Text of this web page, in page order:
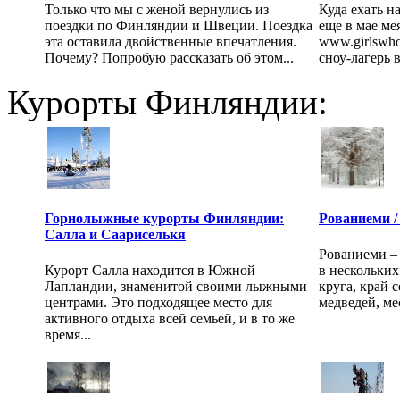
Только что мы с женой вернулись из
поездки по Финляндии и Швеции. Поездка
эта оставила двойственные впечатления.
Почему? Попробую рассказать об этом...
Куда ехать
еще в мае
сноу-лагерь
Курорты Финляндии:
Горнолыжные курорты Финляндии:
Салла и Саариселькя
Курорт Салла находится в Южной
Лапландии, знаменитой своими лыжными
центрами. Это подходящее место для
активного отдыха всей семьей, и в то же
время...
Рованиеми
Рованиеми –
в
круга, край
медведей,